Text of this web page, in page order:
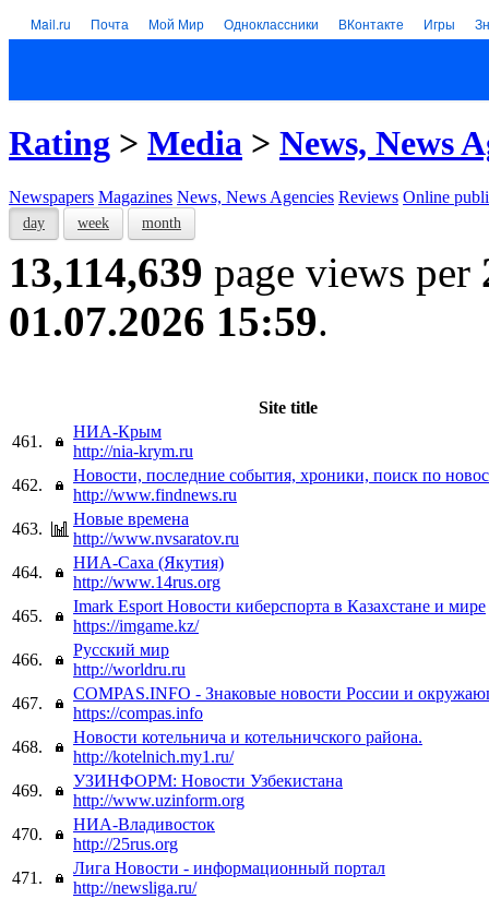
Mail.ru Почта Мой Мир Одноклассники ВКонтакте Игры
Rating > Media > News, News
Newspapers Magazines News, News Agencies Reviews Online
day week month
13,114,639 page views per
01.07.2026 15:59.
Site title
461.
НИА-Крым
http://nia-krym.ru
462.
Новости, последние события, хроники, поиск по
http://www.findnews.ru
463.
Новые времена
http://www.nvsaratov.ru
464.
НИА-Саха (Якутия)
http://www.14rus.org
465.
Imark Esport Новости киберспорта в Казахстане и мире
https://imgame.kz/
466.
Русский мир
http://worldru.ru
467.
COMPAS.INFO - Знаковые новости России и
https://compas.info
468.
Новости котельнича и котельничского района.
http://kotelnich.my1.ru/
469.
УЗИНФОРМ: Новости Узбекистана
http://www.uzinform.org
470.
НИА-Владивосток
http://25rus.org
471.
Лига Новости - информационный портал
http://newsliga.ru/